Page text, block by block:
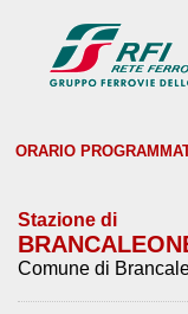
ORARIO
Stazione di
Comune di